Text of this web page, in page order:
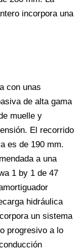
incorpora una
con unas
de alta gama
muelle y
El recorrido
es de 190 mm.
a una
1 by 1 de 47
hidráulica
un sistema
progresivo a lo